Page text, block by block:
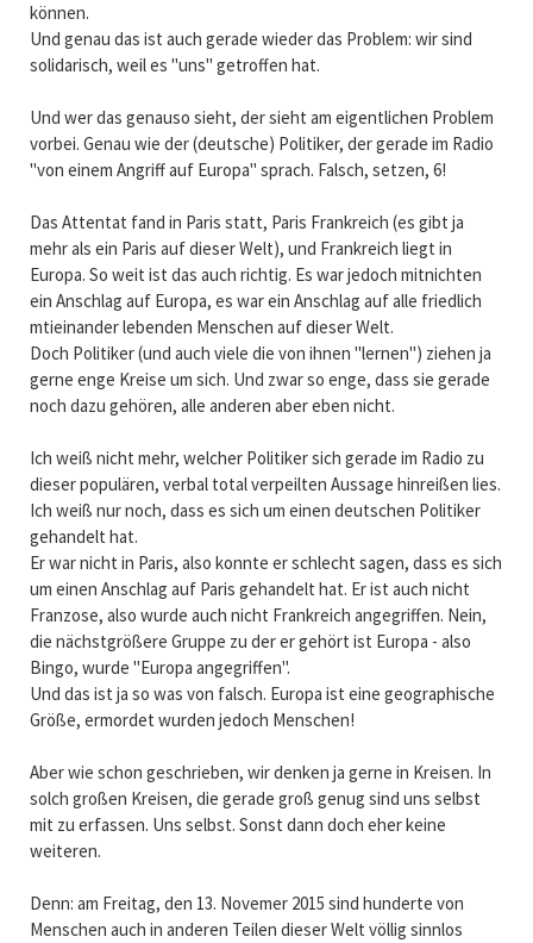
können.
Und genau das ist auch gerade wieder das Problem: wir sind
solidarisch, weil es "uns" getroffen hat.
Und wer das genauso sieht, der sieht am eigentlichen Problem
vorbei. Genau wie der (deutsche) Politiker, der gerade im Radio
"von einem Angriff auf Europa" sprach. Falsch, setzen, 6!
Das Attentat fand in Paris statt, Paris Frankreich (es gibt ja
mehr als ein Paris auf dieser Welt), und Frankreich liegt in
Europa. So weit ist das auch richtig. Es war jedoch mitnichten
ein Anschlag auf Europa, es war ein Anschlag auf alle friedlich
mtieinander lebenden Menschen auf dieser Welt.
Doch Politiker (und auch viele die von ihnen "lernen") ziehen ja
gerne enge Kreise um sich. Und zwar so enge, dass sie gerade
noch dazu gehören, alle anderen aber eben nicht.
Ich weiß nicht mehr, welcher Politiker sich gerade im Radio zu
dieser populären, verbal total verpeilten Aussage hinreißen lies.
Ich weiß nur noch, dass es sich um einen deutschen Politiker
gehandelt hat.
Er war nicht in Paris, also konnte er schlecht sagen, dass es sich
um einen Anschlag auf Paris gehandelt hat. Er ist auch nicht
Franzose, also wurde auch nicht Frankreich angegriffen. Nein,
die nächstgrößere Gruppe zu der er gehört ist Europa - also
Bingo, wurde "Europa angegriffen".
Und das ist ja so was von falsch. Europa ist eine geographische
Größe, ermordet wurden jedoch Menschen!
Aber wie schon geschrieben, wir denken ja gerne in Kreisen. In
solch großen Kreisen, die gerade groß genug sind uns selbst
mit zu erfassen. Uns selbst. Sonst dann doch eher keine
weiteren.
Denn: am Freitag, den 13. Novemer 2015 sind hunderte von
Menschen auch in anderen Teilen dieser Welt völlig sinnlos